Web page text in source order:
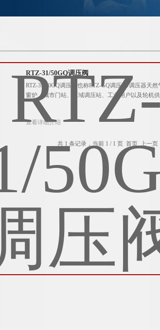
RTZ-31/50GQ调压阀
RTZ-31/50GQ调压阀也称RTZ-GQ调压阀/调压器天
窗炉、城市门站、区域调压站、工业用户以及轮机
查看详细介绍
共 1 条记录，当前 1 / 1 页 首页 上一